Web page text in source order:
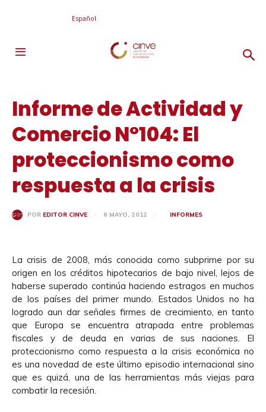
Español
Informe de Actividad y
Comercio N°104: El
proteccionismo como
respuesta a la crisis
POR EDITOR CINVE 6 MAYO, 2012 INFORMES
La crisis de 2008, más conocida como subprime por su
origen en los créditos hipotecarios de bajo nivel, lejos de
haberse superado continúa haciendo estragos en muchos
de los países del primer mundo. Estados Unidos no ha
logrado aun dar señales firmes de crecimiento, en tanto
que Europa se encuentra atrapada entre problemas
fiscales y de deuda en varias de sus naciones. El
proteccionismo como respuesta a la crisis económica no
es una novedad de este último episodio internacional sino
que es quizá, una de las herramientas más viejas para
combatir la recesión.